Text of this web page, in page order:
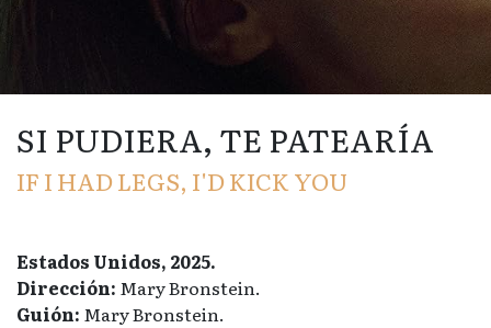
SI PUDIERA, TE PATEARÍA
IF I HAD LEGS, I'D KICK YOU
Estados Unidos, 2025.
Dirección: Mary Bronstein.
Guión: Mary Bronstein.